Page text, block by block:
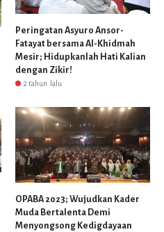
Peringatan Asyuro Ansor-
Fatayat bersama Al-Khidmah
Mesir; Hidupkanlah Hati Kalian
dengan Zikir!
2 tahun lalu
OPABA 2023; Wujudkan Kader
Muda Bertalenta Demi
Menyongsong Kedigdayaan